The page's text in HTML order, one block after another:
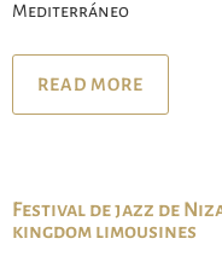
Mediterráneo
READ MORE
Festival de jazz de
kingdom limousines